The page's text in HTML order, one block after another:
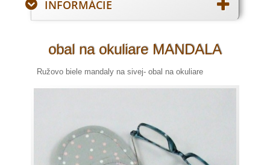
INFORMÁCIE
obal na okuliare MANDALA
Ružovo biele mandaly na sivej- obal na okuliare